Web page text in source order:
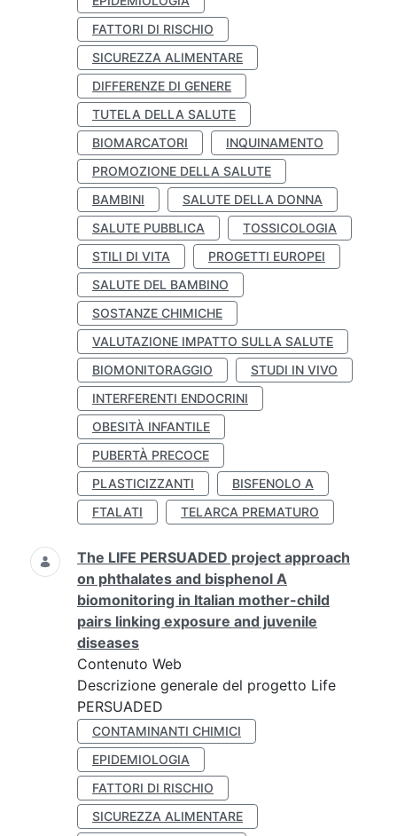
FATTORI DI RISCHIO
SICUREZZA ALIMENTARE
DIFFERENZE DI GENERE
TUTELA DELLA SALUTE
BIOMARCATORI
INQUINAMENTO
PROMOZIONE DELLA SALUTE
BAMBINI
SALUTE DELLA DONNA
SALUTE PUBBLICA
TOSSICOLOGIA
STILI DI VITA
PROGETTI EUROPEI
SALUTE DEL BAMBINO
SOSTANZE CHIMICHE
VALUTAZIONE IMPATTO SULLA SALUTE
BIOMONITORAGGIO
STUDI IN VIVO
INTERFERENTI ENDOCRINI
OBESITÀ INFANTILE
PUBERTÀ PRECOCE
PLASTICIZZANTI
BISFENOLO A
FTALATI
TELARCA PREMATURO
The LIFE PERSUADED project approach
on phthalates and bisphenol A
biomonitoring in Italian mother-child
pairs linking exposure and juvenile
diseases
Contenuto Web
Descrizione generale del progetto Life
PERSUADED
CONTAMINANTI CHIMICI
EPIDEMIOLOGIA
FATTORI DI RISCHIO
SICUREZZA ALIMENTARE